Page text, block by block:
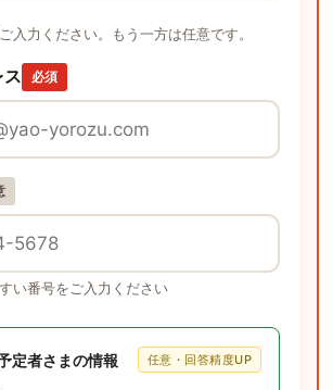
入力ください。もう一方は任意です。
必須
い番号をご入力ください
定者さまの情報 任意・回答精度UP